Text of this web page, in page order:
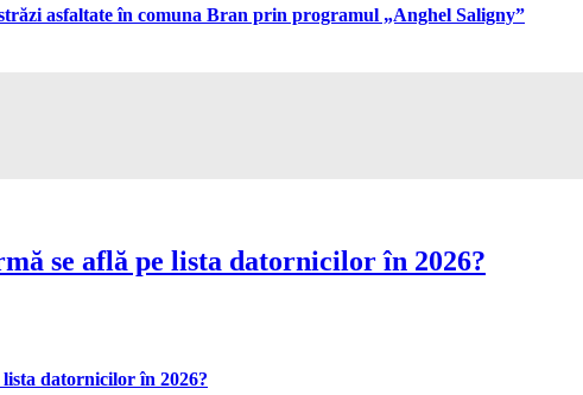
asfaltate în comuna Bran prin programul „Anghel Saligny”
se află pe lista datornicilor în 2026?
datornicilor în 2026?